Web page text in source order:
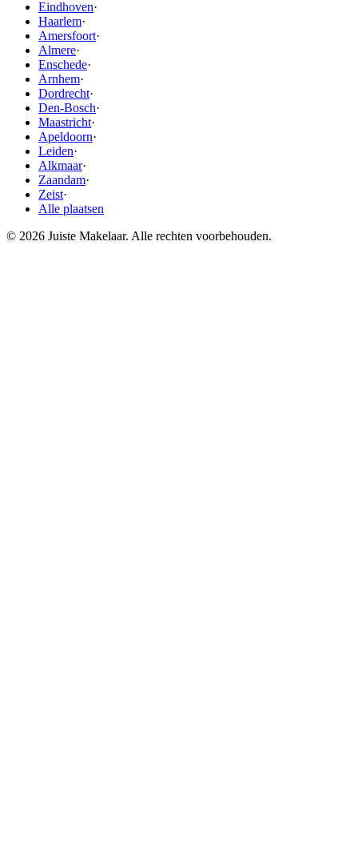
Eindhoven·
Haarlem·
Amersfoort·
Almere·
Enschede·
Arnhem·
Dordrecht·
Den-Bosch·
Maastricht·
Apeldoorn·
Leiden·
Alkmaar·
Zaandam·
Zeist·
Alle plaatsen
© 2026 Juiste Makelaar. Alle rechten voorbehouden.